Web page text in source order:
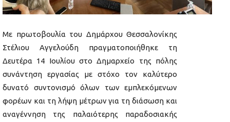
Με πρωτοβουλία του Δημάρχου Θεσσαλονίκης
Στέλιου Αγγελούδη πραγματοποιήθηκε τη
Δευτέρα 14 Ιουλίου στο Δημαρχείο της πόλης
συνάντηση εργασίας με στόχο τον καλύτερο
δυνατό συντονισμό όλων των εμπλεκόμενων
φορέων και τη λήψη μέτρων για τη διάσωση και
αναγέννηση της παλαιότερης παραδοσιακής